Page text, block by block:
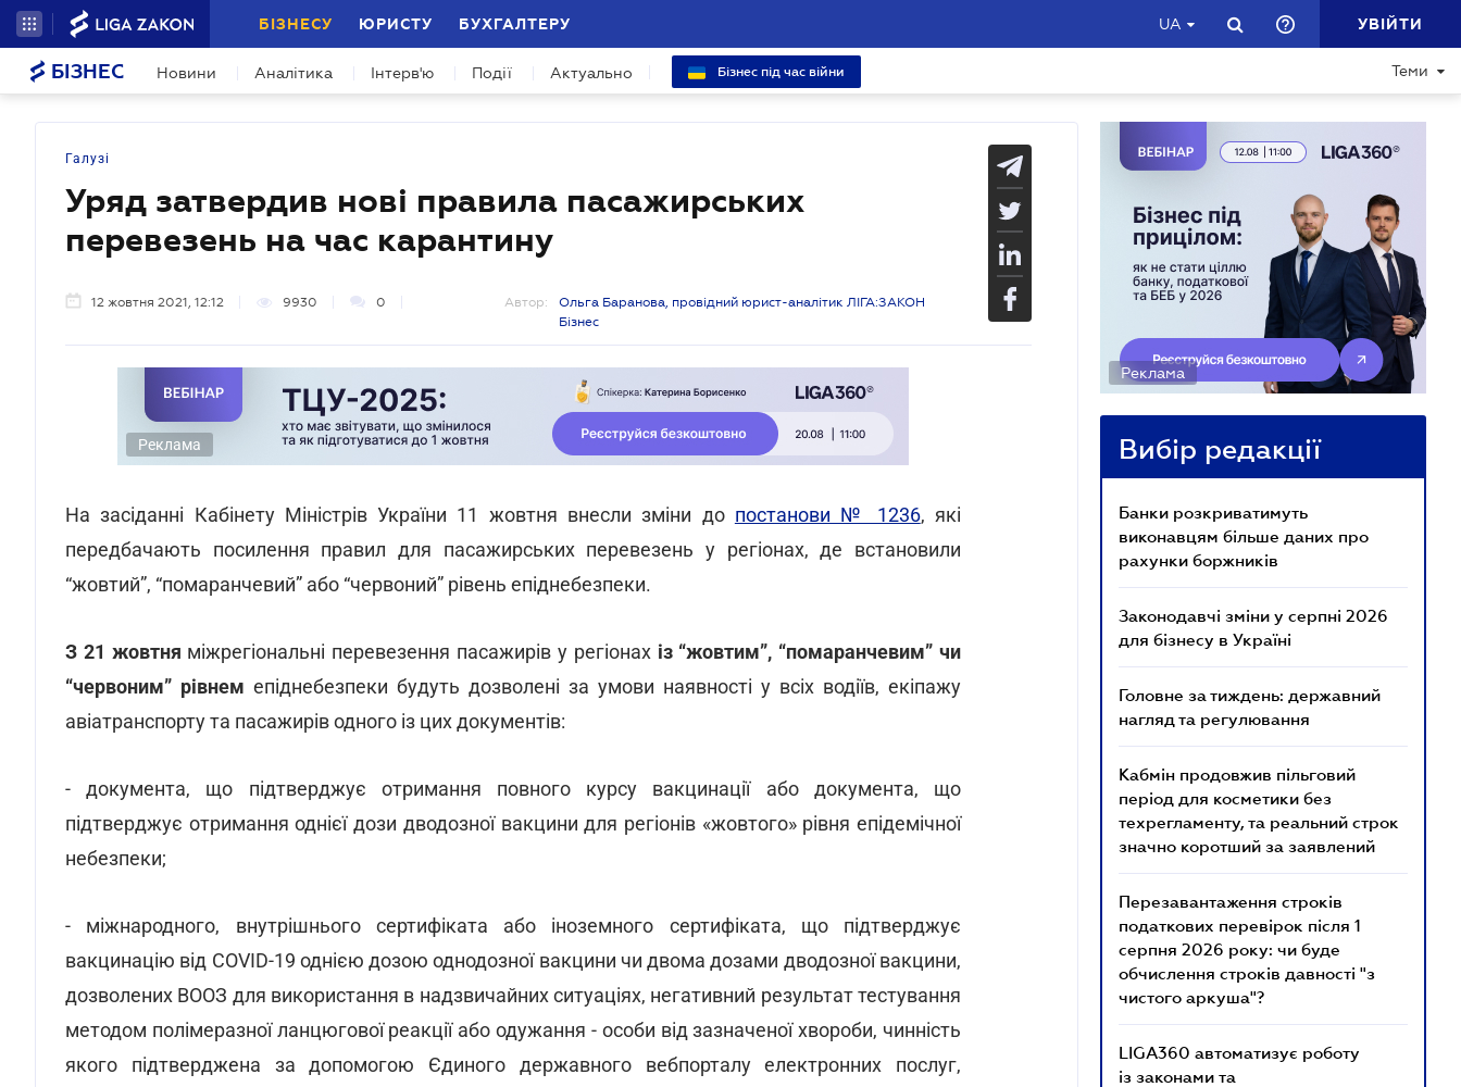
БІЗНЕСУ ЮРИСТУ БУХГАЛТЕРУ UA УВІЙТИ
БІЗНЕС Новини Аналітика Інтерв'ю Події Актуально Бізнес під час війни Теми
Галузі
Уряд затвердив нові правила пасажирських
перевезень на час карантину
12 жовтня 2021, 12:12 9930 0 Автор:
Ольга Баранова, провідний юрист-аналітик ЛІГА:ЗАКОН
Бізнес
Реклама
На засіданні Кабінету Міністрів України 11 жовтня внесли зміни до постанови № 1236, які
передбачають посилення правил для пасажирських перевезень у регіонах, де встановили
“жовтий”, “помаранчевий” або “червоний” рівень епіднебезпеки.
З 21 жовтня міжрегіональні перевезення пасажирів у регіонах із “жовтим”, “помаранчевим” чи
“червоним” рівнем епіднебезпеки будуть дозволені за умови наявності у всіх водіїв, екіпажу
авіатранспорту та пасажирів одного із цих документів:
- документа, що підтверджує отримання повного курсу вакцинації або документа, що
підтверджує отримання однієї дози дводозної вакцини для регіонів «жовтого» рівня епідемічної
небезпеки;
- міжнародного, внутрішнього сертифіката або іноземного сертифіката, що підтверджує
вакцинацію від COVID-19 однією дозою однодозної вакцини чи двома дозами дводозної вакцини,
дозволених ВООЗ для використання в надзвичайних ситуаціях, негативний результат тестування
методом полімеразної ланцюгової реакції або одужання - особи від зазначеної хвороби, чинність
якого підтверджена за допомогою Єдиного державного вебпорталу електронних послуг,
Реклама
Вибір редакції
Банки розкриватимуть
виконавцям більше даних про
рахунки боржників
Законодавчі зміни у серпні 2026
для бізнесу в Україні
Головне за тиждень: державний
нагляд та регулювання
Кабмін продовжив пільговий
період для косметики без
техрегламенту, та реальний строк
значно коротший за заявлений
Перезавантаження строків
податкових перевірок після 1
серпня 2026 року: чи буде
обчислення строків давності "з
чистого аркуша"?
LIGA360 автоматизує роботу
із законами та